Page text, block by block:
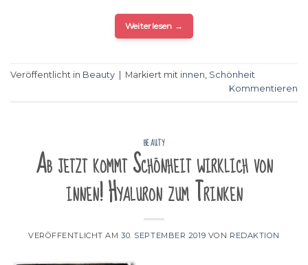
Weiterlesen →
Veröffentlicht in Beauty Markiert mit innen, Schönheit
Kommentieren
BEAUTY
Ab jetzt kommt Schönheit wirklich von
innen! Hyaluron zum Trinken
VERÖFFENTLICHT AM30. SEPTEMBER 2019 VON REDAKTION